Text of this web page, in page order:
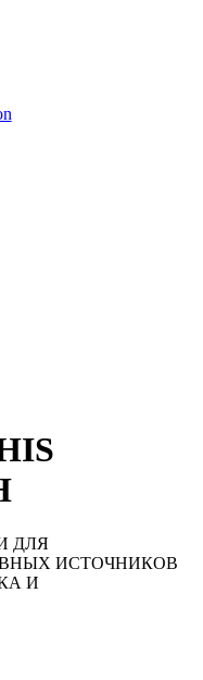
ДЛЯ
ИСТОЧНИКОВ
И